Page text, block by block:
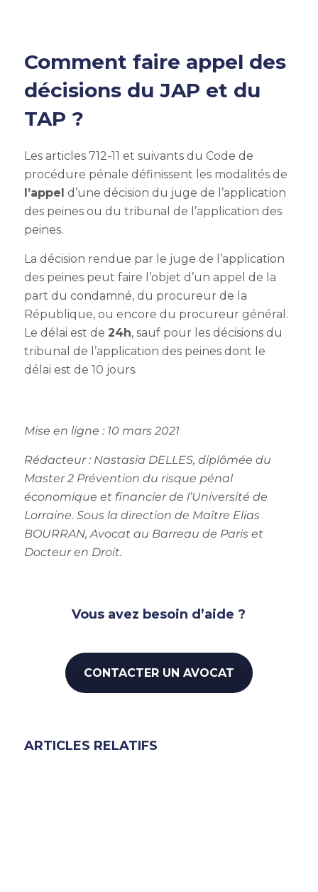
Comment faire appel des
décisions du JAP et du
TAP ?
Les articles 712-11 et suivants du Code de
procédure pénale définissent les modalités de
l’appel d’une décision du juge de l’application
des peines ou du tribunal de l’application des
peines.
La décision rendue par le juge de l’application
des peines peut faire l’objet d’un appel de la
part du condamné, du procureur de la
République, ou encore du procureur général.
Le délai est de 24h, sauf pour les décisions du
tribunal de l’application des peines dont le
délai est de 10 jours.
Mise en ligne : 10 mars 2021
Rédacteur : Nastasia DELLES, diplômée du
Master 2 Prévention du risque pénal
économique et financier de l’Université de
Lorraine. Sous la direction de Maître Elias
BOURRAN, Avocat au Barreau de Paris et
Docteur en Droit.
Vous avez besoin d’aide ?
CONTACTER UN AVOCAT
ARTICLES RELATIFS